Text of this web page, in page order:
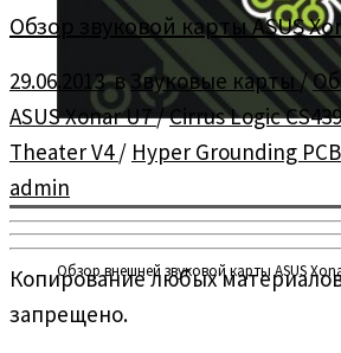
Обзор внешней звуковой карты ASUS
Обзор звуковой карты ASUS
29.06.2013вЗвуковые карты/
ASUS Xonar U7/Cirrus Logic
Theater V4/ Hyper Grounding PCB
admin
Копирование любых
запрещено.